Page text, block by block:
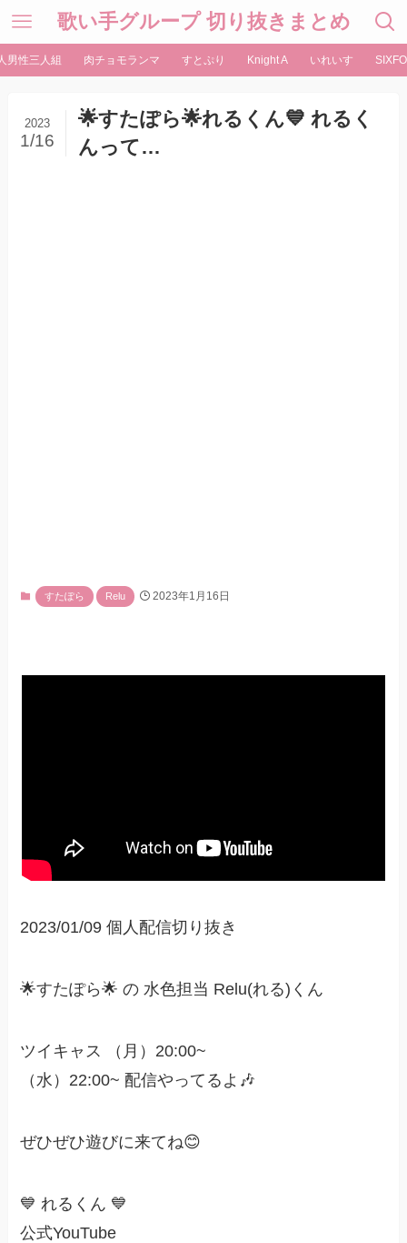
歌い手グループ 切り抜きまとめ
男性三人組 肉チョモランマ すとぷり Knight A いれいす
🌟すたぽら🌟れるくん💙 れるく
んって…
2023
1/16
すたぽら Relu 2023年1月16日
2023/01/09 個人配信切り抜き
🌟すたぽら🌟 の 水色担当 Relu(れる)くん
ツイキャス （月）20:00~
（水）22:00~ 配信やってるよ🎶
ぜひぜひ遊びに来てね😊
💙 れるくん 💙
公式YouTube